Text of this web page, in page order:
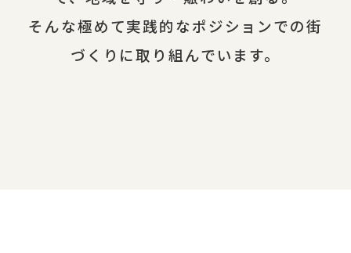
そんな極めて実践的なポジションでの街
づくりに取り組んでいます。